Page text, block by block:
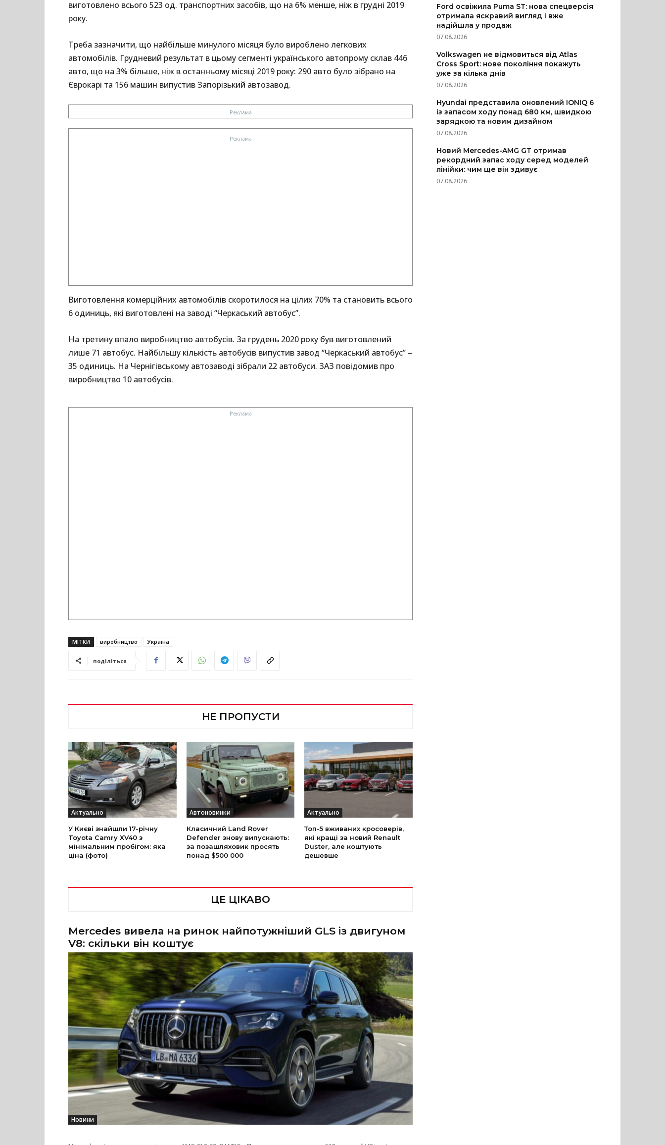
виготовлено всього 523 од. транспортних засобів, що на 6% менше, ніж в грудні 2019
року.
Треба зазначити, що найбільше минулого місяця було вироблено легкових
автомобілів. Грудневий результат в цьому сегменті українського автопрому склав 446
авто, що на 3% більше, ніж в останньому місяці 2019 року: 290 авто було зібрано на
Єврокарі та 156 машин випустив Запорізький автозавод.
Виготовлення комерційних автомобілів скоротилося на цілих 70% та становить всього
6 одиниць, які виготовлені на заводі “Черкаський автобус”.
На третину впало виробництво автобусів. За грудень 2020 року був виготовлений
лише 71 автобус. Найбільшу кількість автобусів випустив завод “Черкаський автобус” –
35 одиниць. На Чернігівському автозаводі зібрали 22 автобуси. ЗАЗ повідомив про
виробництво 10 автобусів.
МІТКИ виробництво Україна
поділіться
НЕ ПРОПУСТИ
Актуально
У Києві знайшли 17-річну
Toyota Camry XV40 з
мінімальним пробігом: яка
ціна (фото)
Автоновинки
Класичний Land Rover
Defender знову випускають:
за позашляховик просять
понад $500 000
Актуально
Топ-5 вживаних кросоверів,
які кращі за новий Renault
Duster, але коштують
дешевше
ЦЕ ЦІКАВО
Mercedes вивела на ринок найпотужніший GLS із двигуном
V8: скільки він коштує
Новини
Ford освіжила Puma ST: нова спецверсія
отримала яскравий вигляд і вже
надійшла у продаж
07.08.2026
Volkswagen не відмовиться від Atlas
Cross Sport: нове покоління покажуть
уже за кілька днів
07.08.2026
Hyundai представила оновлений IONIQ 6
із запасом ходу понад 680 км, швидкою
зарядкою та новим дизайном
07.08.2026
Новий Mercedes-AMG GT отримав
рекордний запас ходу серед моделей
лінійки: чим ще він здивує
07.08.2026